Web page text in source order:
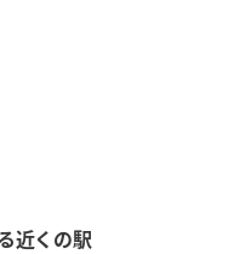
近くの駅